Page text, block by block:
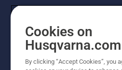
Cookies on
Husqvarna.com
By clicking “Accept Cookies”, you